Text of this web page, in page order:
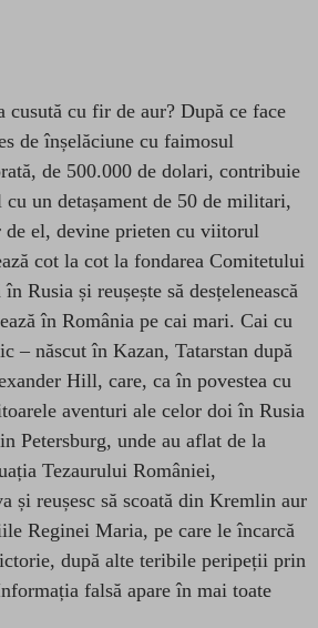
cusută cu fir de aur? După ce face
de înșelăciune cu faimosul
de 500.000 de dolari, contribuie
un detașament de 50 de militari,
el, devine prieten cu viitorul
cot la cot la fondarea Comitetului
Rusia și reușește să desțelenească
în România pe cai mari. Cai cu
– născut în Kazan, Tatarstan după
Hill, care, ca în povestea cu
aventuri ale celor doi în Rusia
Petersburg, unde au aflat de la
Tezaurului României,
și reușesc să scoată din Kremlin aur
Reginei Maria, pe care le încarcă
după alte teribile peripeții prin
falsă apare în mai toate